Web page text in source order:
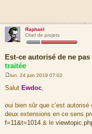
Raphaël
Chef de projets
Est-ce autorisé de ne
traitée
e
s
a
g
e
lun. 24 juin 2019 07:02
Salut Ewdoc
oui bien sûr que c’est autorisé
deux extensions en ce sens
f=11&t=1014 & le